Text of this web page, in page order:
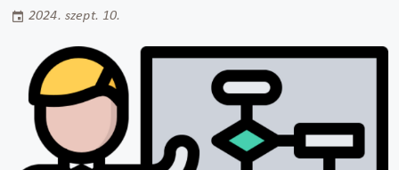
2024. szept. 10.